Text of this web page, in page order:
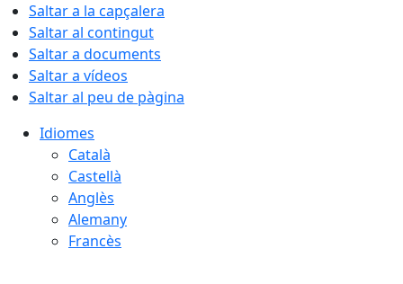
Saltar a la capçalera
Saltar al contingut
Saltar a documents
Saltar a vídeos
Saltar al peu de pàgina
Idiomes
Català
Castellà
Anglès
Alemany
Francès